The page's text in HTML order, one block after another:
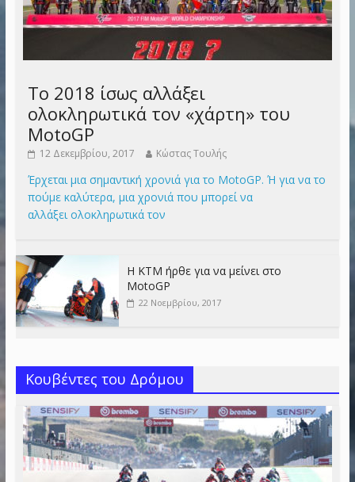
Το 2018 ίσως αλλάξει
ολοκληρωτικά τον «χάρτη» του
MotoGP
12 Δεκεμβρίου, 2017 Κώστας Τουλής
Έρχεται μια σημαντική χρονιά για το MotoGP. Ή για να το
πούμε καλύτερα, μια χρονιά που μπορεί να
αλλάξει ολοκληρωτικά τον
Η KTM ήρθε για να μείνει στο
MotoGP
22 Νοεμβρίου, 2017
Κουβέντες του Δρόμου